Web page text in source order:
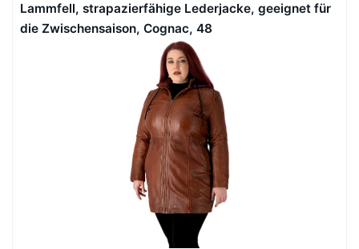
Lammfell, strapazierfähige Lederjacke, geeignet für
die Zwischensaison, Cognac, 48